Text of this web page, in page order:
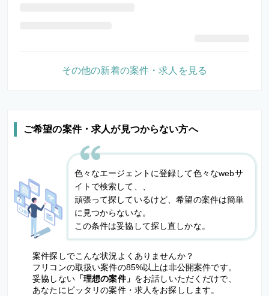
ご希望の案件・求人が見つからない方へ
色々なエージェントに登録して色々なwebサ
イトで検索して、、
頑張って探しているけど、希望の案件は簡単
に見つからないな。
この条件は妥協して探し直しかな。
案件探しでこんな状況よくありませんか？
フリコンの取扱い案件の85%以上は非公開案件です。
妥協しない「理想の案件」 をお話しいただくだけで、
あなたにピッタリの案件・求人をお探しします。
その他の新着の案件・求人を見る